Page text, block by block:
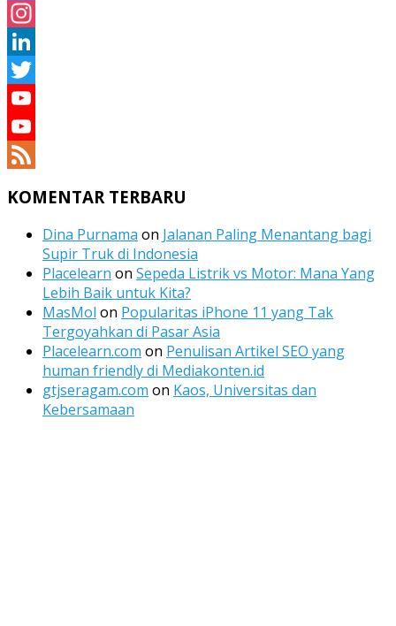
Facebook
Instagram
LinkedIn
Twitter
YouTube
YouTube
KOMENTAR TERBARU
Dina Purnama on Jalanan Paling Menantang bagi
Supir Truk di Indonesia
Placelearn on Sepeda Listrik vs Motor: Mana Yang
Lebih Baik untuk Kita?
MasMol on Popularitas iPhone 11 yang Tak
Tergoyahkan di Pasar Asia
Placelearn.com on Penulisan Artikel SEO yang
human friendly di Mediakonten.id
gtjseragam.com on Kaos, Universitas dan
Kebersamaan